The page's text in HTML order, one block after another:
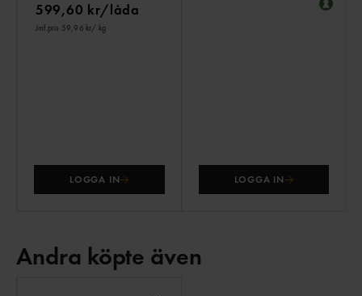
599,60 kr/låda
Jmf.pris 59,96 kr/ kg
LOGGA IN LOGGA IN
Andra köpte även